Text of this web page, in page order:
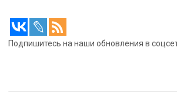
Подпишитесь на наши обновления в